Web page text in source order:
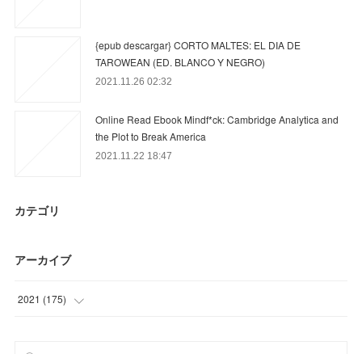
{epub descargar} CORTO MALTES: EL DIA DE
TAROWEAN (ED. BLANCO Y NEGRO)
2021.11.26 02:32
Online Read Ebook Mindf*ck: Cambridge Analytica and
the Plot to Break America
2021.11.22 18:47
カテゴリ
アーカイブ
2021 (175)